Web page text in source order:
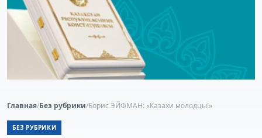
Главная/Без рубрики/Борис ЭЙФМАН: «Казахи молодцы!»
БЕЗ РУБРИКИ